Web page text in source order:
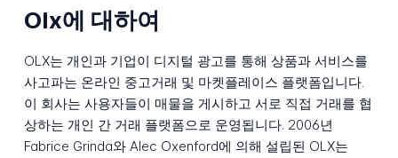
Olx에 대하여
OLX는 개인과 기업이 디지털 광고를 통해 상품과 서비스를
사고파는 온라인 중고거래 및 마켓플레이스 플랫폼입니다.
이 회사는 사용자들이 매물을 게시하고 서로 직접 거래를 협
상하는 개인 간 거래 플랫폼으로 운영됩니다. 2006년
Fabrice Grinda와 Alec Oxenford에 의해 설립된 OLX는